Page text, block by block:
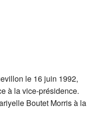
le 16 juin 1992,
à la vice-présidence.
Boutet Morris à la